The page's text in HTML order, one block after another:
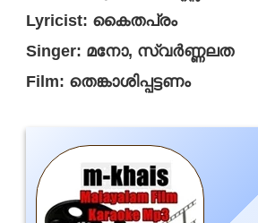
Lyricist: കൈതപ്രം
Singer: മനോ, സ്വർണ്ണലത
Film: തെങ്കാശിപ്പട്ടണം